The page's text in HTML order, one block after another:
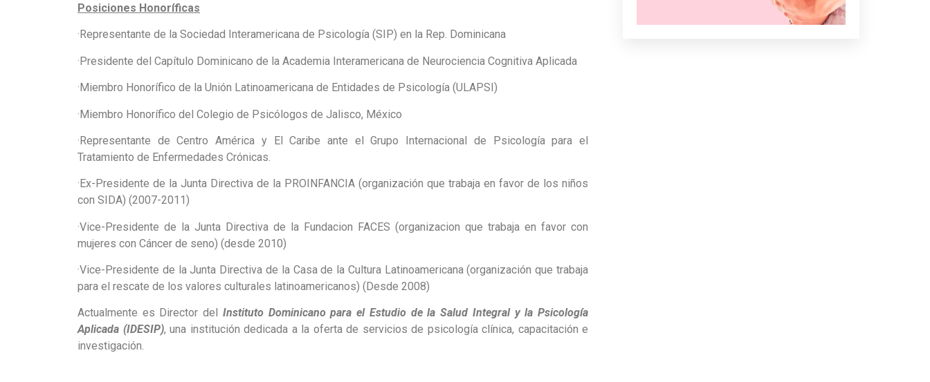
Posiciones Honoríficas
· Representante de la Sociedad Interamericana de Psicología (SIP) en la Rep. Dominicana
·Presidente del Capítulo Dominicano de la Academia Interamericana de Neurociencia Cognitiva Aplicada
·Miembro Honorífico de la Unión Latinoamericana de Entidades de Psicología (ULAPSI)
·Miembro Honorífico del Colegio de Psicólogos de Jalisco, México
·Representante de Centro América y El Caribe ante el Grupo Internacional de Psicología para el
Tratamiento de Enfermedades Crónicas.
· Ex-Presidente de la Junta Directiva de la PROINFANCIA (organización que trabaja en favor de los niños
con SIDA) (2007-2011)
·Vice-Presidente de la Junta Directiva de la Fundacion FACES (organizacion que trabaja en favor con
mujeres con Cáncer de seno) (desde 2010)
·Vice-Presidente de la Junta Directiva de la Casa de la Cultura Latinoamericana (organización que trabaja
para el rescate de los valores culturales latinoamericanos) (Desde 2008)
Actualmente es Director del Instituto Dominicano para el Estudio de la Salud Integral y la Psicología
Aplicada (IDESIP), una institución dedicada a la oferta de servicios de psicología clínica, capacitación e
investigación.